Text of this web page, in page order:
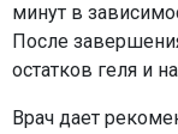
минут в
После
остатков геля и
Врач дает